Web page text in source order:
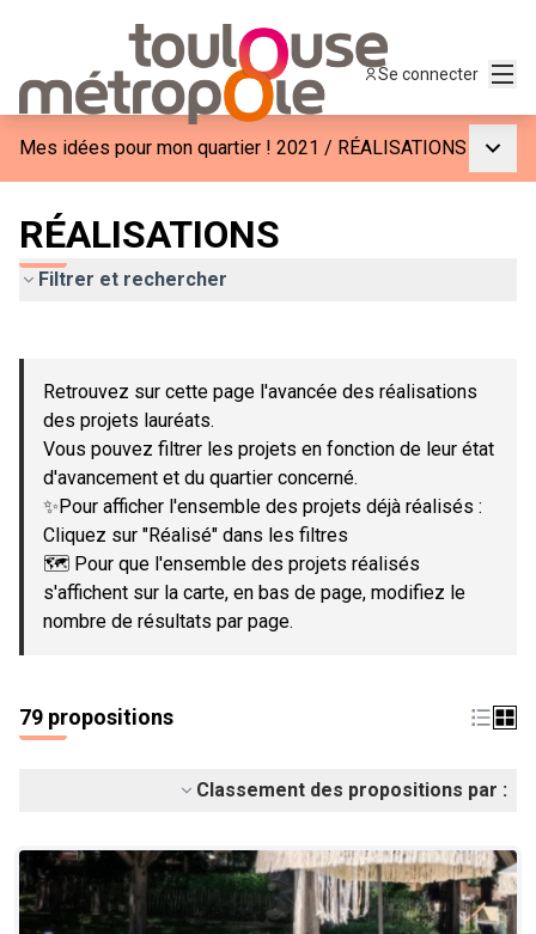
Se connecter
Mes idées pour mon quartier ! 2021 / RÉALISATIONS
RÉALISATIONS
Filtrer et rechercher
−
Retrouvez sur cette page l'avancée des réalisations
des projets lauréats.
Vous pouvez filtrer les projets en fonction de leur état
d'avancement et du quartier concerné.
✨Pour afficher l'ensemble des projets déjà réalisés :
Cliquez sur "Réalisé" dans les filtres
🗺️ Pour que l'ensemble des projets réalisés
s'affichent sur la carte, en bas de page, modifiez le
nombre de résultats par page.
79 propositions
Classement des propositions par :